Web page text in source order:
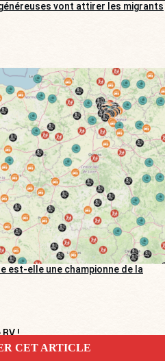
généreuses vont attirer les migrants
est-elle une championne de la
!
CET ARTICLE